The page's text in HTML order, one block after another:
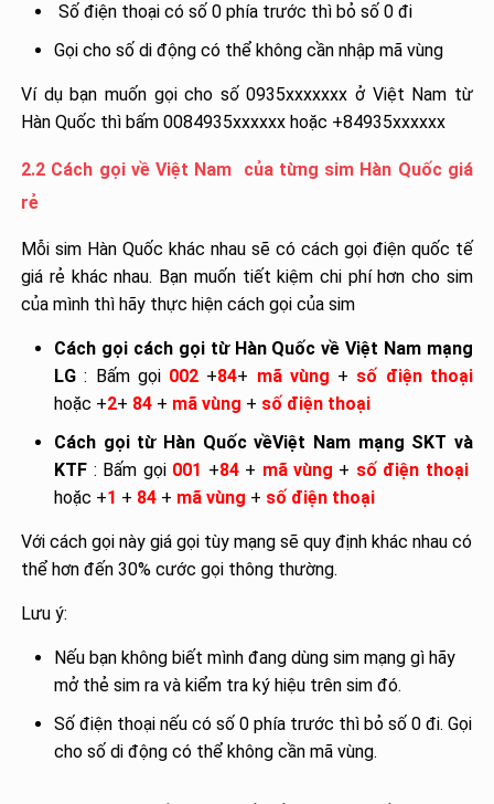
Số điện thoại có số 0 phía trước thì bỏ số 0 đi
Gọi cho số di động có thể không cần nhập mã vùng
Ví dụ bạn muốn gọi cho số 0935xxxxxxx ở Việt Nam từ
Hàn Quốc thì bấm 0084935xxxxxx hoặc +84935xxxxxx
2.2 Cách gọi về Việt Nam của từng sim Hàn Quốc giá
rẻ
Mỗi sim Hàn Quốc khác nhau sẽ có cách gọi điện quốc tế
giá rẻ khác nhau. Bạn muốn tiết kiệm chi phí hơn cho sim
của mình thì hãy thực hiện cách gọi của sim
Cách gọi cách gọi từ Hàn Quốc về Việt Nam mạng
LG : Bấm gọi 002 +84+ mã vùng + số điện thoại
hoặc +2+ 84 + mã vùng + số điện thoại
Cách gọi từ Hàn Quốc vềViệt Nam mạng SKT và
KTF : Bấm gọi 001 +84 + mã vùng + số điện thoại
hoặc +1 + 84 + mã vùng + số điện thoại
Với cách gọi này giá gọi tùy mạng sẽ quy định khác nhau có
thể hơn đến 30% cước gọi thông thường.
Lưu ý:
Nếu bạn không biết mình đang dùng sim mạng gì hãy
mở thẻ sim ra và kiểm tra ký hiệu trên sim đó.
Số điện thoại nếu có số 0 phía trước thì bỏ số 0 đi. Gọi
cho số di động có thể không cần mã vùng.